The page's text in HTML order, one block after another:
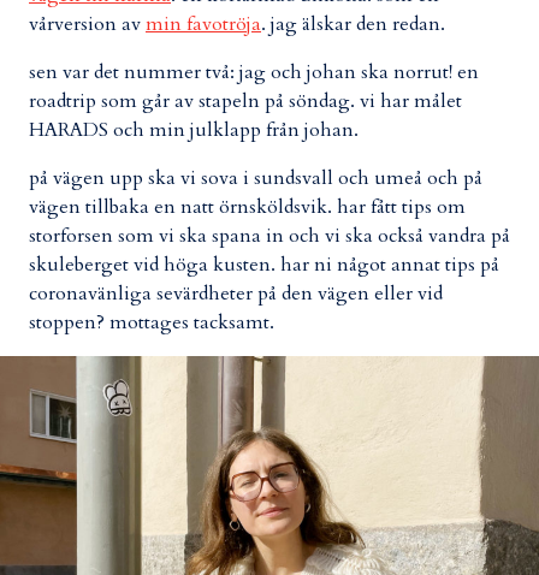
vårversion avmin favotröja. jag älskar den redan.
sen var det nummer två: jag och johan ska norrut! en
roadtrip som går av stapeln på söndag. vi har målet
HARADS och min julklapp från johan.
på vägen upp ska vi sova i sundsvall och umeå och på
vägen tillbaka en natt örnsköldsvik. har fått tips om
storforsen som vi ska spana in och vi ska också vandra på
skuleberget vid höga kusten. har ni något annat tips på
coronavänliga sevärdheter på den vägen eller vid
stoppen? mottages tacksamt.